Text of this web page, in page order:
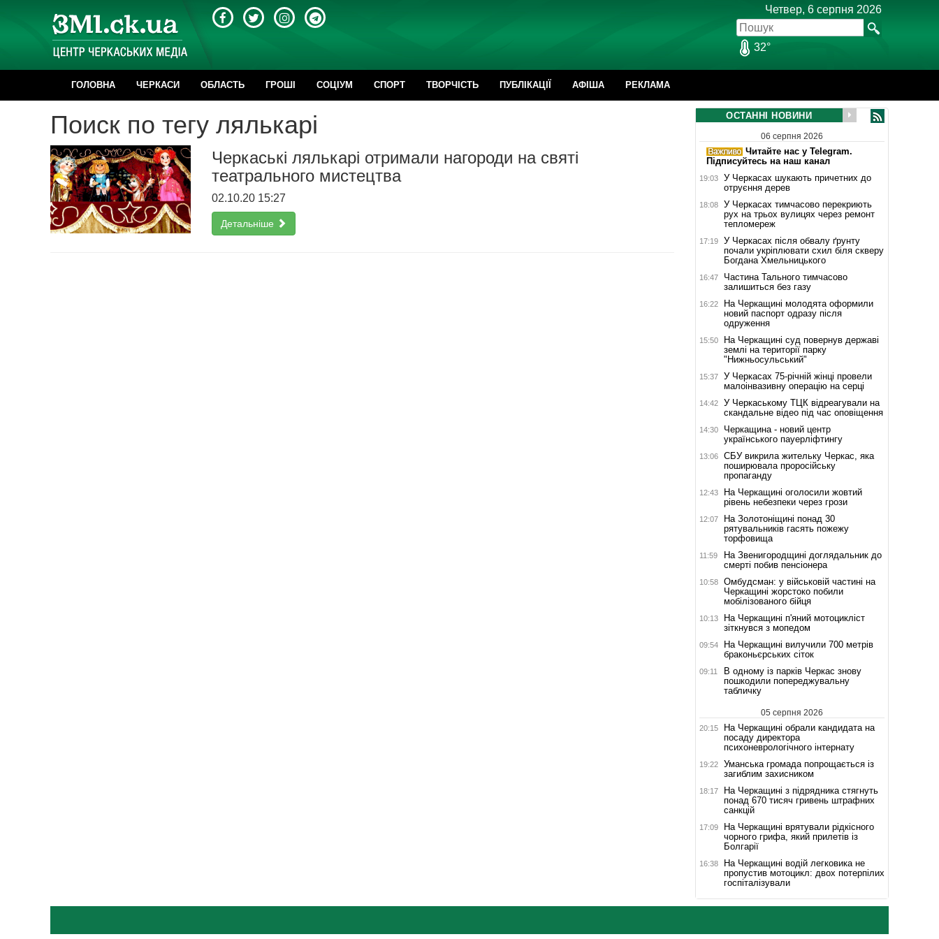
Четвер, 6 серпня 2026
32°
ГОЛОВНА ЧЕРКАСИ ОБЛАСТЬ ГРОШІ CОЦІУМ СПОРТ ТВОРЧІСТЬ ПУБЛІКАЦІЇ АФІША РЕКЛАМА
Поиск по тегу лялькарі
Черкаські лялькарі отримали нагороди на святі
театрального мистецтва
02.10.20 15:27
Детальніше
ОСТАННІ НОВИНИ
06 серпня 2026
Читайте нас у Telegram.
Підписуйтесь на наш канал
19:03
У Черкасах шукають причетних до
отруєння дерев
18:08
У Черкасах тимчасово перекриють
рух на трьох вулицях через ремонт
тепломереж
17:19
У Черкасах після обвалу ґрунту
почали укріплювати схил біля скверу
Богдана Хмельницького
16:47
Частина Тального тимчасово
залишиться без газу
16:22
На Черкащині молодята оформили
новий паспорт одразу після
одруження
15:50
На Черкащині суд повернув державі
землі на території парку
"Нижньосульський"
15:37
У Черкасах 75-річній жінці провели
малоінвазивну операцію на серці
14:42
У Черкаському ТЦК відреагували на
скандальне відео під час оповіщення
14:30
Черкащина - новий центр
українського пауерліфтингу
13:06
СБУ викрила жительку Черкас, яка
поширювала проросійську
пропаганду
12:43
На Черкащині оголосили жовтий
рівень небезпеки через грози
12:07
На Золотоніщині понад 30
рятувальників гасять пожежу
торфовища
11:59
На Звенигородщині доглядальник до
смерті побив пенсіонера
10:58
Омбудсман: у військовій частині на
Черкащині жорстоко побили
мобілізованого бійця
10:13
На Черкащині п'яний мотоцикліст
зіткнувся з мопедом
09:54
На Черкащині вилучили 700 метрів
браконьєрських сіток
09:11
В одному із парків Черкас знову
пошкодили попереджувальну
табличку
05 серпня 2026
20:15
На Черкащині обрали кандидата на
посаду директора
психоневрологічного інтернату
19:22
Уманська громада попрощається із
загиблим захисником
18:17
На Черкащині з підрядника стягнуть
понад 670 тисяч гривень штрафних
санкцій
17:09
На Черкащині врятували рідкісного
чорного грифа, який прилетів із
Болгарії
16:38
На Черкащині водій легковика не
пропустив мотоцикл: двох потерпілих
госпіталізували